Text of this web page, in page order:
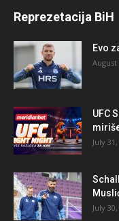
Reprezetacija BiH
Evo
August
UFC
July
July